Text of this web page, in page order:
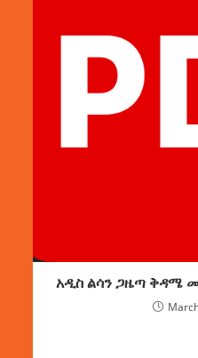
አዲስ ልሳን ጋዜጣ ቅዳሜ